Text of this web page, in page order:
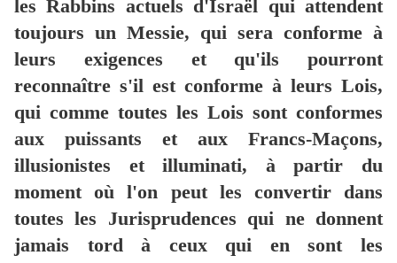
les Rabbins actuels d'Israël qui attendent
toujours un Messie, qui sera conforme à
leurs exigences et qu'ils pourront
reconnaître s'il est conforme à leurs Lois,
qui comme toutes les Lois sont conformes
aux puissants et aux Francs-Maçons,
illusionistes et illuminati, à partir du
moment où l'on peut les convertir dans
toutes les Jurisprudences qui ne donnent
jamais tord à ceux qui en sont les